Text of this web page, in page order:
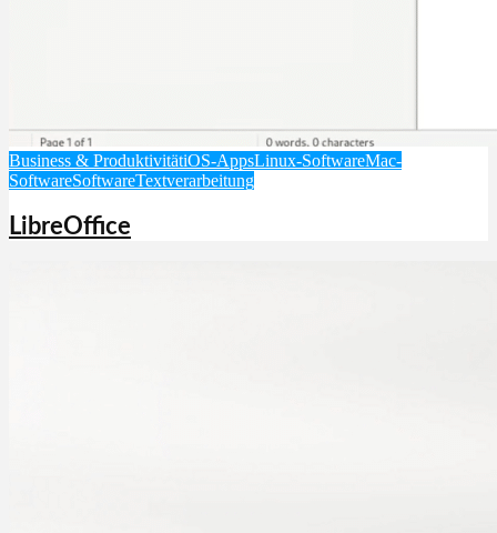
Business & ProduktivitätiOS-AppsLinux-SoftwareMac-
SoftwareSoftwareTextverarbeitung
LibreOffice